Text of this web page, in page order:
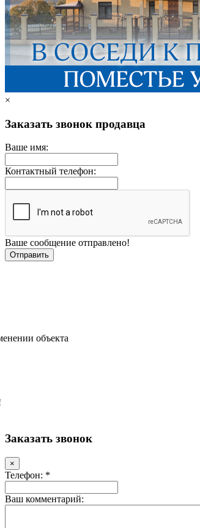
×
Заказать звонок продавца
Ваше имя:
Контактный телефон:
Ваше сообщение отправлено!
объекта
Заказать звонок
×
Телефон: *
Ваш комментарий: